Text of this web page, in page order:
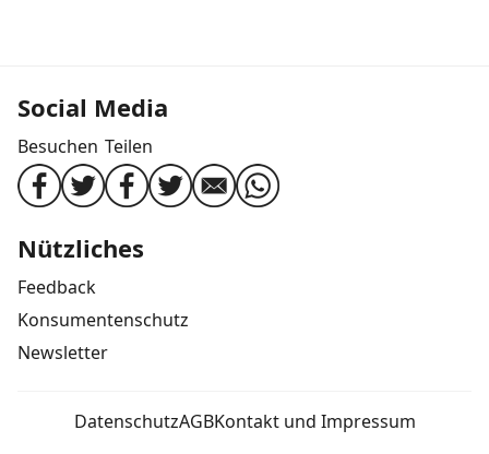
Social Media
Besuchen Teilen
Nützliches
Feedback
Konsumentenschutz
Newsletter
DatenschutzAGBKontakt und Impressum